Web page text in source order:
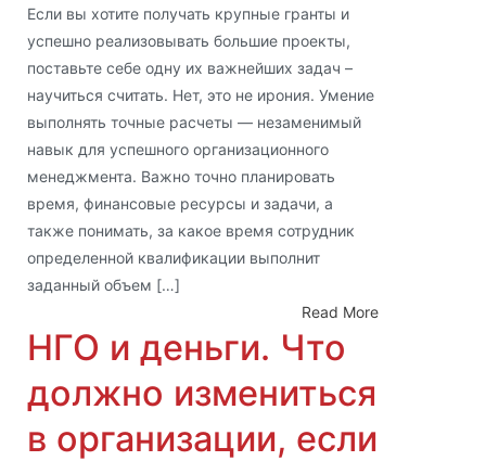
Если вы хотите получать крупные гранты и
успешно реализовывать большие проекты,
поставьте себе одну их важнейших задач –
научиться считать. Нет, это не ирония. Умение
выполнять точные расчеты — незаменимый
навык для успешного организационного
менеджмента. Важно точно планировать
время, финансовые ресурсы и задачи, а
также понимать, за какое время сотрудник
определенной квалификации выполнит
заданный объем […]
Read More
НГО и деньги. Что
должно измениться
в организации, если